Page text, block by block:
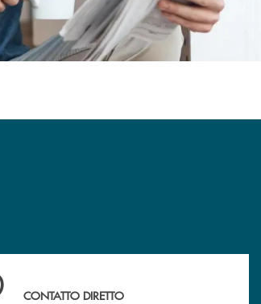
di assistenza immediata? Contattaci !
CONTATTO DIRETTO